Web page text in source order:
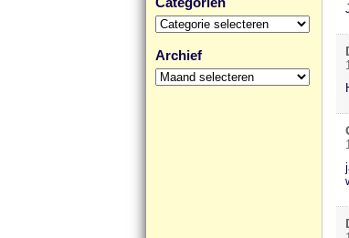
Categoriën
Archief
Archief